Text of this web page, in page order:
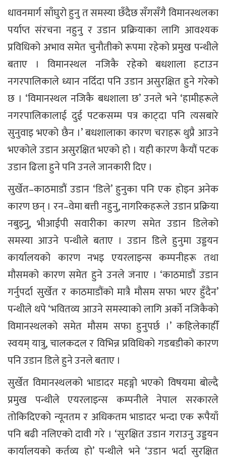
धावनमार्ग साँघुरो हुनु त समस्या छँदैछ सँगसँगै विमानस्थलका
पर्याप्त संरचना नहुनु र उडान प्रक्रियाका लागि आवश्यक
प्रविधिको अभाव समेत चुनौतीको रूपमा रहेको प्रमुख पन्थीले
बताए । विमानस्थल नजिकै रहेको बधशाला हटाउन
नगरपालिकाले ध्यान नदिँदा पनि उडान असुरक्षित हुने गरेको
छ । ‘विमानस्थल नजिकै बधशाला छ’ उनले भने ‘हामीहरूले
नगरपालिकालाई दुई पटकसम्म पत्र काट्दा पनि त्यसबारे
सुनुवाइ भएको छैन ।’ बधशालाका कारण चराहरू थुप्रै आउने
भएकोले उडान असुरक्षित भएको हो । यही कारण कैयौं पटक
उडान ढिला हुने पनि उनले जानकारी दिए ।
सुर्खेत–काठमाडौं उडान ‘डिले’ हुनुका पनि एक होइन अनेक
कारण छन् । रन–वेमा बत्ती नहुनु, नागरिकहरूले उडान प्रक्रिया
नबुझ्नु, भीआईपी सवारीका कारण समेत उडान डिलेको
समस्या आउने पन्थीले बताए । उडान डिले हुनुमा उड्डयन
कार्यालयको कारण नभइ एयरलाइन्स कम्पनीहरू तथा
मौसमको कारण समेत हुने उनले जनाए । ‘काठमाडौं उडान
गर्नुपर्दा सुर्खेत र काठमाडौंको मात्रै मौसम सफा भएर हुँदैन’
पन्थीले थपे ‘भवितव्य आउने समस्याको लागि अर्को नजिकैको
विमानस्थलको समेत मौसम सफा हुनुपर्छ ।’ कहिलेकाहीँ
स्वयम् यात्रु, चालकदल र विभिन्न प्रविधिको गडबडीको कारण
पनि उडान डिले हुने उनले बताए ।
सुर्खेत विमानस्थलको भाडादर महङ्गो भएको विषयमा बोल्दै
प्रमुख पन्थीले एयरलाइन्स कम्पनीले नेपाल सरकारले
तोकिदिएको न्यूनतम र अधिकतम भाडादर भन्दा एक रूपैयाँ
पनि बढी नलिएको दावी गरे । ‘सुरक्षित उडान गराउनु उड्डयन
कार्यालयको कर्तव्य हो’ पन्थीले भने ‘उडान भर्दा सुरक्षित